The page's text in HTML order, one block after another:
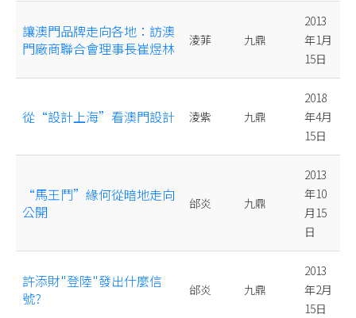
讓澳門品牌走向各地：訪澳
門廠商聯合會理事長崔煜林
淩菲 九鼎
2013
年1月
15日
從“設計上海”看澳門設計 淩紫 九鼎
2018
年4月
15日
“馬王鬥”緣何從暗地走向
公開
邰炎 九鼎
2013
年10
月15
日
許添財"登陸"發出什麼信
號?
邰炎 九鼎
2013
年2月
15日